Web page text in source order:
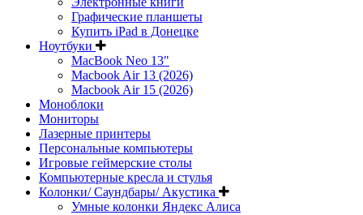
Графические планшеты
Купить iPad в Донецке
Ноутбуки
MacBook Neo 13"
Macbook Air 13 (2026)
Macbook Air 15 (2026)
Моноблоки
Мониторы
Лазерные принтеры
Персональные компьютеры
Игровые геймерские столы
Компьютерные кресла и стулья
Колонки/ Саундбары/ Акустика
Умные колонки Яндекс Алиса